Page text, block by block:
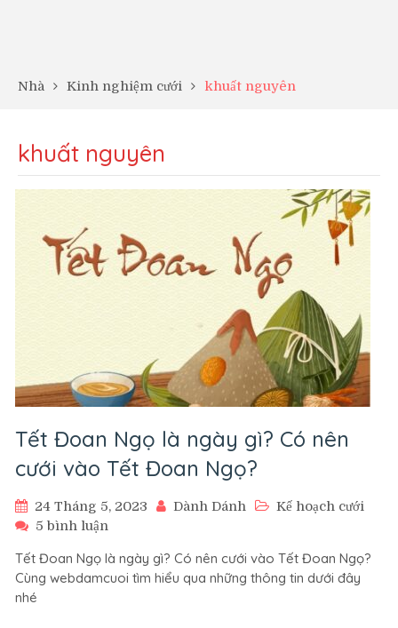
Nhà Kinh nghiệm cưới khuất nguyên
khuất nguyên
Tết Đoan Ngọ là ngày gì? Có nên
cưới vào Tết Đoan Ngọ?
24 Tháng 5, 2023 Dành Dánh
Kế hoạch cưới
5 bình luận
Đoan
Ngọ
Tết Đoan Ngọ là ngày gì? Có nên cưới vào Tết Đoan Ngọ?
Cùng webdamcuoi tìm hiểu qua những thông tin dưới đây
nhé